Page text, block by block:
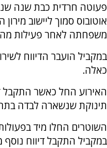
פעוטה חרדית כבת שנה
אוטובוס סמוך ליישוב
משפחתה לאחר פעילות
במקביל הועבר הדיווח
כאלה.
האירוע החל כאשר התקבל
תינוקת שנשארה לבדה
השוטרים החלו מיד
במקביל התקבל דיווח